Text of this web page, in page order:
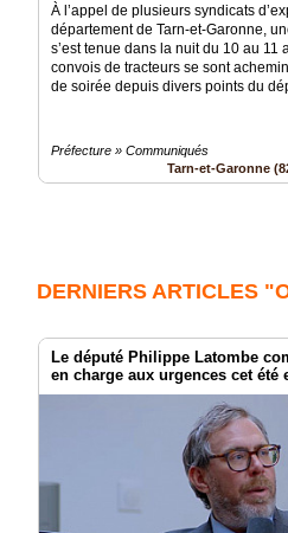
À l’appel de plusieurs syndicats
département de Tarn-et-Garonne,
s’est tenue dans la nuit du 10 au 11
convois de tracteurs se sont
de soirée depuis divers points du
Préfecture » Communiqués
Tarn-et-Garonne
DERNIERS ARTICLES
Le député Philippe Latombe
en charge aux urgences cet été